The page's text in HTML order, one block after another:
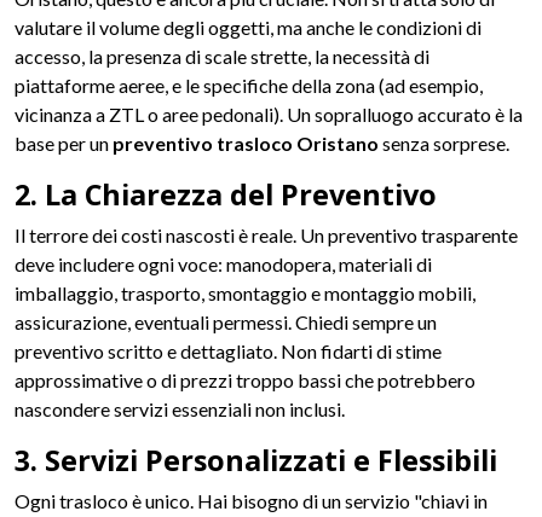
valutare il volume degli oggetti, ma anche le condizioni di
accesso, la presenza di scale strette, la necessità di
piattaforme aeree, e le specifiche della zona (ad esempio,
vicinanza a ZTL o aree pedonali). Un sopralluogo accurato è la
base per un preventivo trasloco Oristano senza sorprese.
2. La Chiarezza del Preventivo
Il terrore dei costi nascosti è reale. Un preventivo trasparente
deve includere ogni voce: manodopera, materiali di
imballaggio, trasporto, smontaggio e montaggio mobili,
assicurazione, eventuali permessi. Chiedi sempre un
preventivo scritto e dettagliato. Non fidarti di stime
approssimative o di prezzi troppo bassi che potrebbero
nascondere servizi essenziali non inclusi.
3. Servizi Personalizzati e Flessibili
Ogni trasloco è unico. Hai bisogno di un servizio "chiavi in